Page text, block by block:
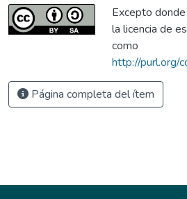
Excepto
la licencia de
como
http://purl.org/
Página completa del ítem